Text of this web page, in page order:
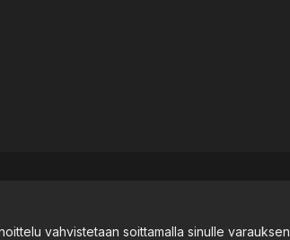
vahvistetaan soittamalla sinulle varauksen